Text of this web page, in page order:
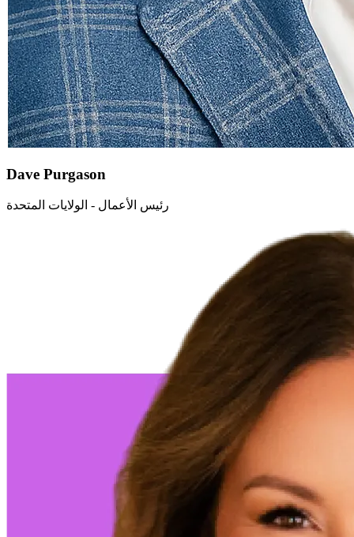
Dave Purgason
رئيس الأعمال - الولايات المتحدة